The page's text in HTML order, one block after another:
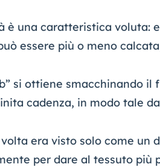
è una caratteristica voluta:
essere più o meno
si ottiene smacchinando il
cadenza, in modo tale
era visto solo come un
per dare al tessuto più